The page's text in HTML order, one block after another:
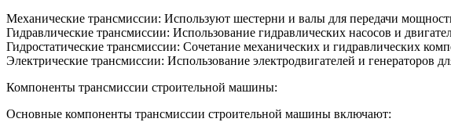
Механические трансмиссии: Используют шестерни и валы для передачи
Гидравлические трансмиссии: Использование гидравлических насосов и
Гидростатические трансмиссии: Сочетание механических и гидравлических
Электрические трансмиссии: Использование электродвигателей и генераторов
Компоненты трансмиссии строительной машины:
Основные компоненты трансмиссии строительной машины включают: